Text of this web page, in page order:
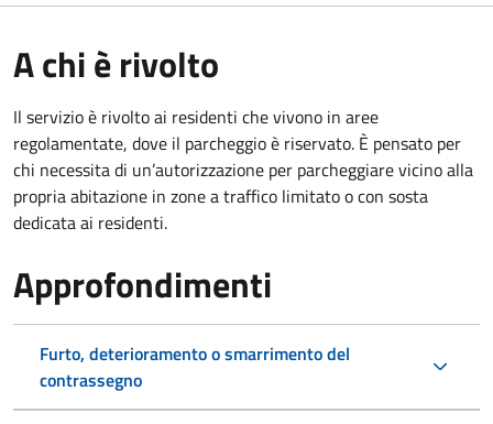
A chi è rivolto
Il servizio è rivolto ai residenti che vivono in aree
regolamentate, dove il parcheggio è riservato. È pensato per
chi necessita di un’autorizzazione per parcheggiare vicino alla
propria abitazione in zone a traffico limitato o con sosta
dedicata ai residenti.
Approfondimenti
Furto, deterioramento o smarrimento del
contrassegno